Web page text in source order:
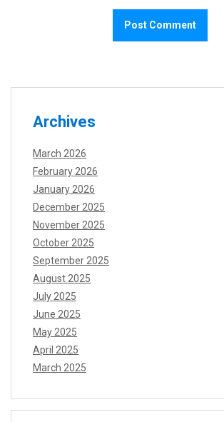
Archives
March 2026
February 2026
January 2026
December 2025
November 2025
October 2025
September 2025
August 2025
July 2025
June 2025
May 2025
April 2025
March 2025